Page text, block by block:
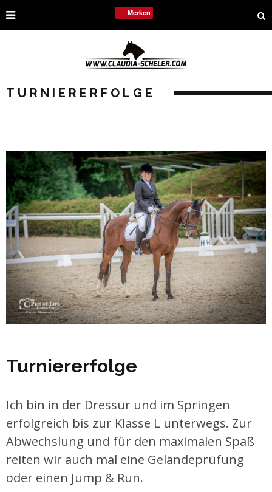
TURNIERERFOLGE
Turniererfolge
Ich bin in der Dressur und im Springen
erfolgreich bis zur Klasse L unterwegs. Zur
Abwechslung und für den maximalen Spaß
reiten wir auch mal eine Geländeprüfung
oder einen Jump & Run.
Merken